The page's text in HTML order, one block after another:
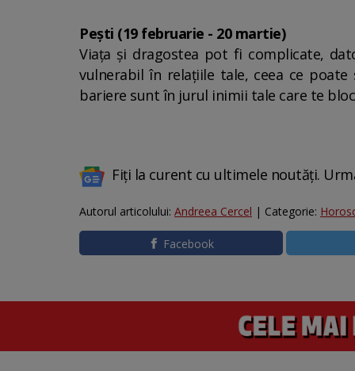
Pești (19 februarie - 20 martie)
Viața și dragostea pot fi complicate,
vulnerabil în relațiile tale, ceea ce
bariere sunt în jurul inimii tale care te
Fiți la curent cu ultimele noutăți.
Autorul articolului: Andreea Cercel | Categorie:
Facebook